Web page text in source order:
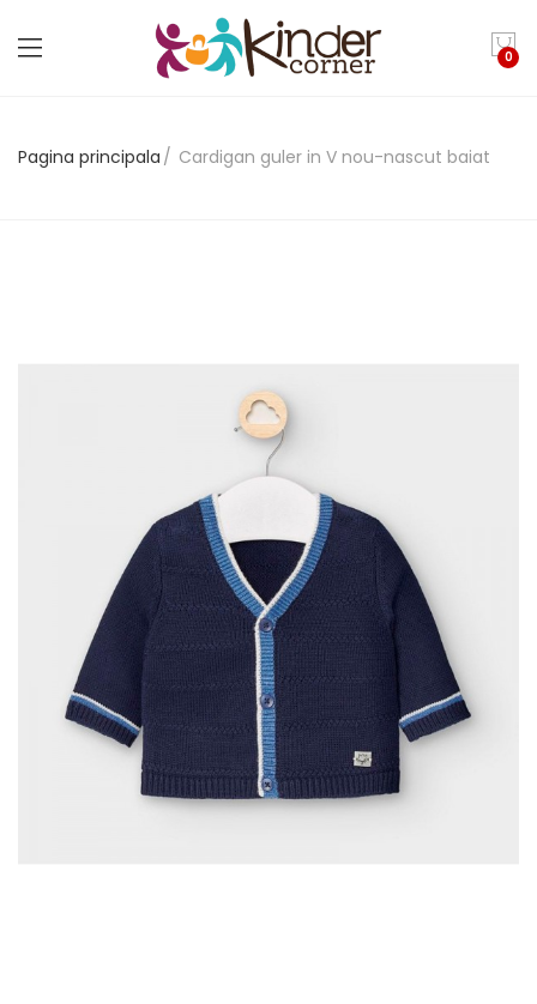
0
Pagina principala Cardigan guler in V nou-nascut baiat